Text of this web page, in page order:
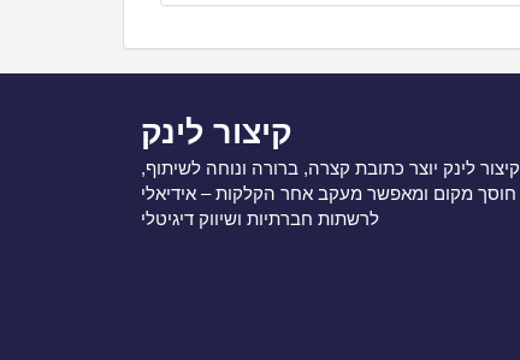
קיצור לינק
קיצור לינק יוצר כתובת קצרה, ברורה ונוחה לשיתוף,
חוסך מקום ומאפשר מעקב אחר הקלקות – אידיאלי
לרשתות חברתיות ושיווק דיגיטלי